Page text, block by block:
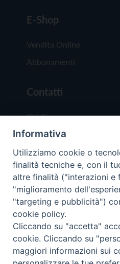
E-Shop
Vendita Online
Abbonamenti
Contatti
Chi Siamo
Redazione
Scrivici
Copyright © 2019 -
Trentina Editrice
Privacy Policy
Informativa
Utilizziamo cookie o
finalità tecniche e, con il
altre finalità ("interazioni e
"miglioramento
"targeting e pubblicità")
cookie policy.
Cliccando su "accetta"
cookie. Cliccando su
maggiori informazioni sui